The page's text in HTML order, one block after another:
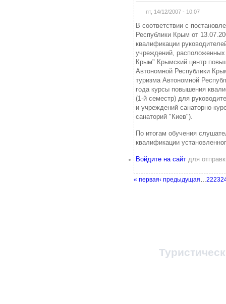
пт, 14/12/2007 - 10:07
В соответствии с
Республики Крым от
квалификации
учреждений,
Крым" Крымский центр
Автономной Республики
туризма Автономной
года курсы повышения
(1-й семестр) для
и учреждений санаторно-
санаторий "Киев").
По итогам обучения
квалификации
Войдите на сайтдля
« первая‹ предыдущая 2223